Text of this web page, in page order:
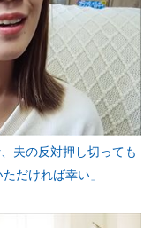
夫の反対押し切っても
だければ幸い」